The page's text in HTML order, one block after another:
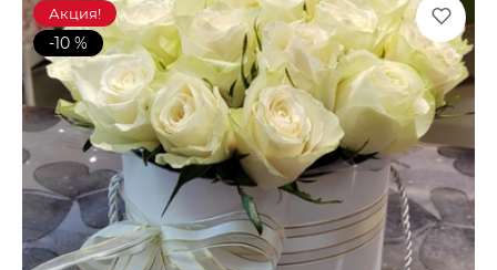
Акция!
-10 %